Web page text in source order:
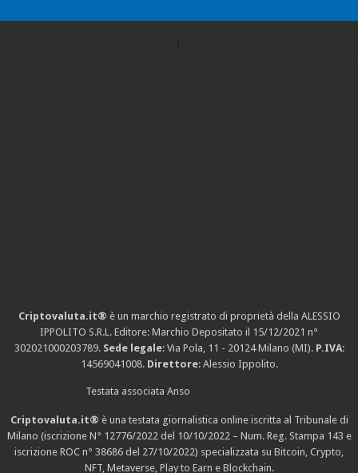
Criptovaluta.it® è un marchio registrato di proprietà della ALESSIO
IPPOLITO S.R.L. Editore: Marchio Depositato il 15/12/2021 n°
302021000203789. Sede legale: Via Pola, 11 - 20124 Milano (MI). P.IVA:
14569041008. Direttore: Alessio Ippolito.
Testata associata Anso
Criptovaluta.it® è una testata giornalistica online iscritta al Tribunale di
Milano (iscrizione N° 12776/2022 del 10/10/2022 – Num. Reg. Stampa 143 e
iscrizione ROC n° 38686 del 27/10/2022) specializzata su Bitcoin, Crypto,
NFT, Metaverse, Play to Earn e Blockchain.